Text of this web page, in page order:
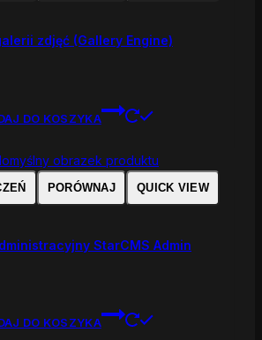
zdjęć (Gallery Engine)
DO KOSZYKA
PORÓWNAJ QUICK VIEW
StarCMS Admin
DO KOSZYKA